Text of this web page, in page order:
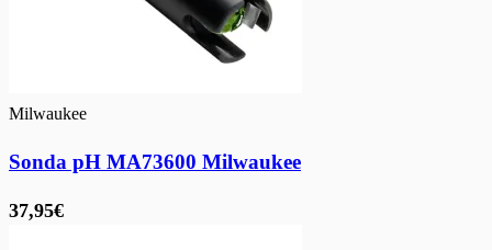
Milwaukee
Sonda pH MA73600 Milwaukee
37,95€